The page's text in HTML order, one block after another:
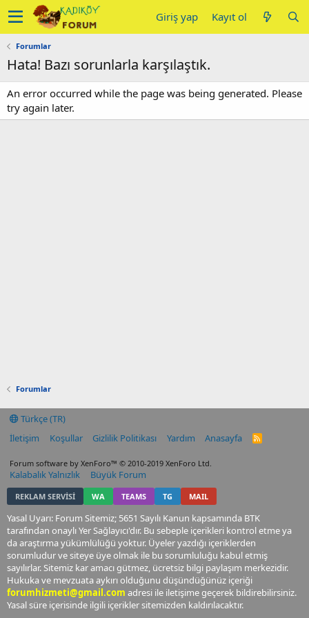
Giriş yap Kayıt ol
Forumlar
Hata! Bazı sorunlarla karşılaştık.
An error occurred while the page was being generated. Please
try again later.
Forumlar
Türkçe (TR)
İletişim
Koşullar Gizlilik Politikası Yardım Anasayfa
R
Forum software by XenForo™ © 2010-2019 XenForo Ltd.
Kalabalık Yalnızlık Büyük Forum
REKLAM SERVİSİ WA TEAMS TG MAIL
Yasal Uyarı: Forum Sitemiz; 5651 Sayılı Kanun kapsamında BTK
tarafından onaylı Yer Sağlayıcı'dır. Bu sebeple içerikleri kontrol etme ya
da araştırma yükümlülüğü yoktur. Üyeler yazdığı içeriklerden
sorumludur ve siteye üye olmak ile bu sorumluluğu kabul etmiş
sayılırlar. Sitemiz kar amacı gütmez, ücretsiz bilgi paylaşım merkezidir.
Hukuka ve mevzuata aykırı olduğunu düşündüğünüz içeriği
forumhizmeti@gmail.com adresi ile iletişime geçerek bildirebilirsiniz.
Yasal süre içerisinde ilgili içerikler sitemizden kaldırılacaktır.